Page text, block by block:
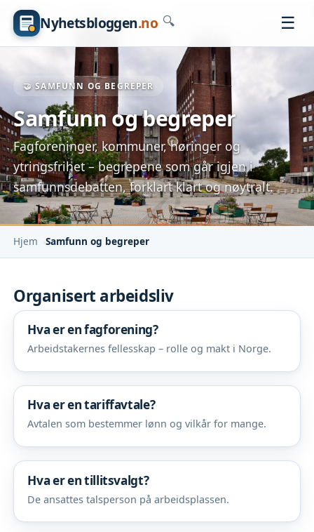
Nyhetsbloggen.no 🔍 ☰
🤝 SAMFUNN OG BEGREPER
Samfunn og begreper
Fagforeninger, kommuner, høringer og
ytringsfrihet – begrepene som går igjen i
samfunnsdebatten, forklart klart og nøytralt.
Hjem Samfunn og begreper
Organisert arbeidsliv
Hva er en fagforening?
Arbeidstakernes fellesskap – rolle og makt i Norge.
Hva er en tariffavtale?
Avtalen som bestemmer lønn og vilkår for mange.
Hva er en tillitsvalgt?
De ansattes talsperson på arbeidsplassen.